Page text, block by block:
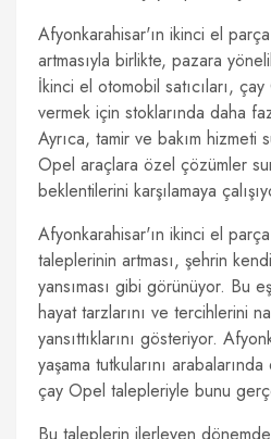
Afyonkarahisar'ın ikinci el
artmasıyla birlikte, pazara
İkinci el otomobil satıcıları,
vermek için stoklarında daha
Ayrıca, tamir ve bakım hizmeti
Opel araçlara özel çözümler
beklentilerini karşılamaya
Afyonkarahisar'ın ikinci el
taleplerinin artması, şehrin
yansıması gibi görünüyor. Bu
hayat tarzlarını ve tercihlerini
yansıttıklarını gösteriyor.
yaşama tutkularını
çay Opel talepleriyle bunu